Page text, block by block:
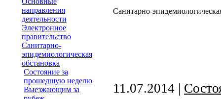
направления
деятельности
Электронное
правительство
Санитарно-
эпидемиологическая
обстановка
Состояние за
прошедшую неделю
Выезжающим за
Санитарно-
11.07.2014 |